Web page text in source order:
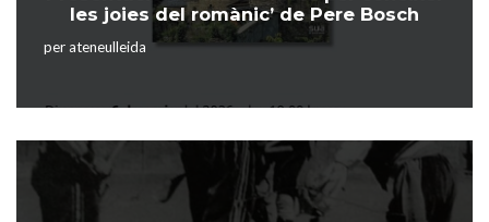
les joies del romànic’ de Pere Bosch
perateneulleida